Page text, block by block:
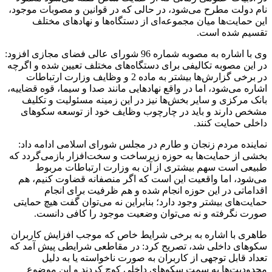
نام دولت مطرح می‌شود، در حالی که در قوانین و مصوبات موجود،
این حمایت‌ها میان مجموعه‌ای از دستگاه‌ها و نهادهای مختلف
تقسیم شده است.
وی با اشاره به مصوبه شماره 96 شورای عالی فضای مجازی افزود:
در این مصوبه تکالیفی برای دستگاه‌های مختلف تعیین شده و اگرچه
در برخی گزارش‌ها بیشتر به ماده 2 و وظایف وزارت ارتباطات
اشاره می‌شود، اما در واقع نهادهایی مانند صدا و سیما، قوه قضاییه،
بانک مرکزی و سایر بخش‌ها نیز در این زمینه مسئولیت و تکلیف
مشخص دارند و باید در چارچوب وظایف خود از توسعه سکوهای
داخلی حمایت کنند.
نماینده مردم زنجان و طارم در مجلس شورای اسلامی ادامه داد:
بخشی از حمایت‌ها به حوزه زیرساخت و سخت‌افزار بازمی‌گردد که
طبیعی است سهم بیشتری از آن به وزارت ارتباطات مربوط
می‌شود، اما واقعیت این است که اگر منصفانه قضاوت کنیم، هم
اقداماتی در این حوزه انجام شده و هم ظرفیت برای انجام
حمایت‌های بیشتر وجود دارد؛ بنابراین نه می‌توان گفت هیچ حمایتی
صورت نگرفته و نه می‌توان وضعیت موجود را کافی دانست.
طاهری با اشاره به برخی شرایط خاص که موجب افزایش کاربران
سکوهای داخلی شد، تصریح کرد: در مقاطعی شرایطی پیش آمد که
تعداد قابل توجهی از کاربران به صورت ناخواسته یا به دلیل
محدودیت‌ها به سمت سکوهای داخلی کوچ کردند و این موضوع